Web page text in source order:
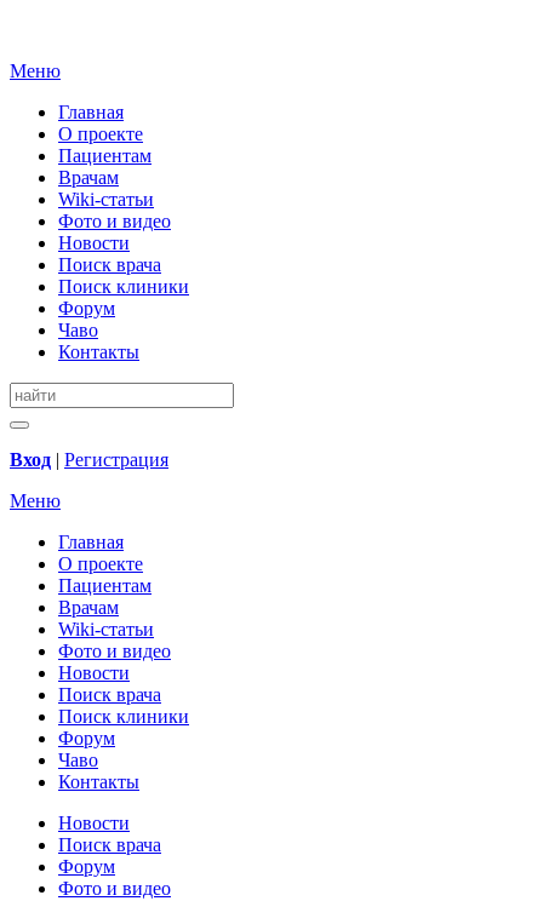
Меню
Главная
О проекте
Пациентам
Врачам
Wiki-статьи
Фото и видео
Новости
Поиск врача
Поиск клиники
Форум
Чаво
Контакты
Вход | Регистрация
Меню
Главная
О проекте
Пациентам
Врачам
Wiki-статьи
Фото и видео
Новости
Поиск врача
Поиск клиники
Форум
Чаво
Контакты
Новости
Поиск врача
Форум
Фото и видео